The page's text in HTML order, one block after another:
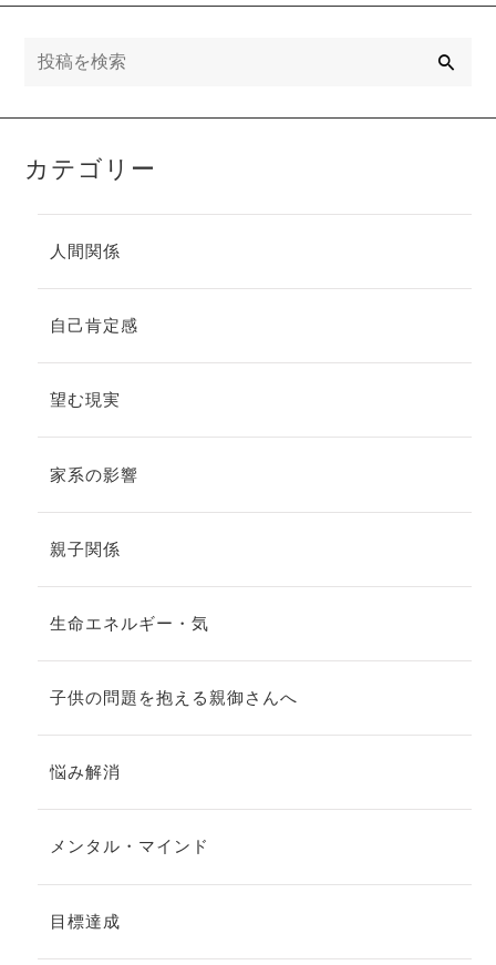
カテゴリー
人間関係
自己肯定感
望む現実
家系の影響
親子関係
生命エネルギー・気
子供の問題を抱える親御さんへ
悩み解消
メンタル・マインド
目標達成